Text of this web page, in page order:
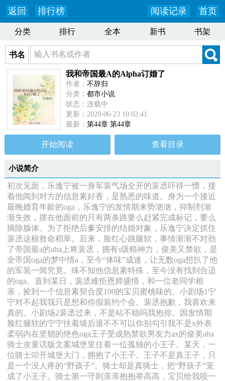
返回 排行榜 首页
阅读记录
分类 排行 全本 新书 书架
书名
我和帝国最A的Alpha订婚了
作者： 不辞归
分类： 都市小说
状态：连载中
更新：2020-06-23 10:02:41
最新： 第44章 第44章
开始阅读 查看目录
小说简介
初次见面，乐逸宁被一身军装气场全开的裴丞吓得一懵，接
着他闻到对方的信息素好香，是熟悉的味道。身为一个接近
最晚婚育年龄的oga，乐逸宁的发情期来势汹汹，抑制剂渐
渐失效，摆在他面前的只有两条路要么赶紧完成标记，要么
摘除腺体。为了拒绝后爹安排的结婚对象，乐逸宁决定抓住
裴丞这根救命稻草。后来，脸红心跳腿软，事情渐渐不对劲
了帝国最a的aha上将裴丞，拥有s级精神力，俊美又禁欲，是
全帝国oga的梦中情a，至今“体味”成迷，让无数oga想扒了他
的军装一闻究竟。殊不知他信息素特殊，至今没有找到合适
的oga。直到某日，裴丞难拒恩师盛情，和一位老同学相
亲，捡到一个信息素契合度100的宝贝蜜桃味的。小剧场1宁
宁对不起我我只是想和你假装约个会。裴丞抱歉，我喜欢来
真的。小剧场2裴丞过来，不是站不稳吗我抱你。因发情期
脸红腿软的宁宁扶着墙后退不不可以你别勾引我不是x外表
柔弱内在坚韧的绝色oga王子受成熟禁欲男友力ax的俊美aha
骑士攻童话版文案城堡里住着一位孤独的小王子。某天，一
位骑士叩开城堡大门，拥抱了小王子。王子不是真王子，只
是一个没人疼的“野孩子”。骑士却是真骑士，把“野孩子”宠
成了小王子。骑士第一守则亲亲抱抱举高高，宝贝给我咬一